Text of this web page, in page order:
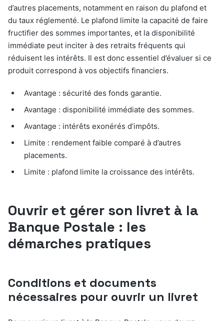
d’autres placements, notamment en raison du plafond et
du taux réglementé. Le plafond limite la capacité de faire
fructifier des sommes importantes, et la disponibilité
immédiate peut inciter à des retraits fréquents qui
réduisent les intérêts. Il est donc essentiel d’évaluer si ce
produit correspond à vos objectifs financiers.
Avantage : sécurité des fonds garantie.
Avantage : disponibilité immédiate des sommes.
Avantage : intérêts exonérés d’impôts.
Limite : rendement faible comparé à d’autres
placements.
Limite : plafond limite la croissance des intérêts.
Ouvrir et gérer son livret à la
Banque Postale : les
démarches pratiques
Conditions et documents
nécessaires pour ouvrir un livret